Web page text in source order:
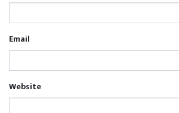
Email
Website